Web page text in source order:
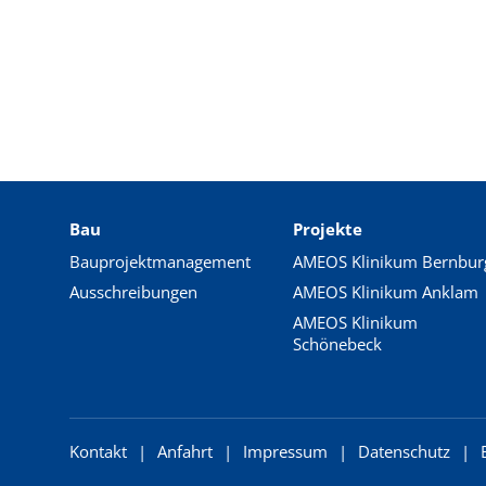
Bau
Bauprojektmanagement
Ausschreibungen
Projekte
AMEOS Klinikum
AMEOS Klinikum Anklam
AMEOS Klinikum
Schönebeck
Kontakt Anfahrt Impressum Datenschutz
_pk_*.*
Analysen. Erzeugt statistische
Daten darüber, wie der Besucher
die Website nutzt.